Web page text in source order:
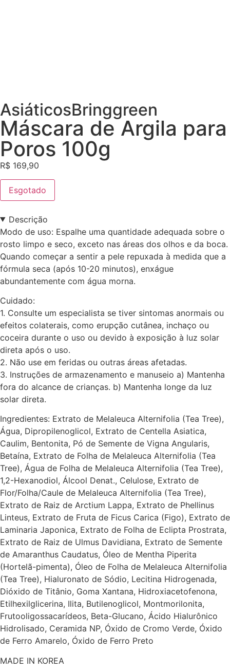
AsiáticosBringgreen
Máscara de Argila para
Poros 100g
R$ 169,90
Esgotado
Descrição
Modo de uso: Espalhe uma quantidade adequada sobre o
rosto limpo e seco, exceto nas áreas dos olhos e da boca.
Quando começar a sentir a pele repuxada à medida que a
fórmula seca (após 10-20 minutos), enxágue
abundantemente com água morna.
Cuidado:
1. Consulte um especialista se tiver sintomas anormais ou
efeitos colaterais, como erupção cutânea, inchaço ou
coceira durante o uso ou devido à exposição à luz solar
direta após o uso.
2. Não use em feridas ou outras áreas afetadas.
3. Instruções de armazenamento e manuseio a) Mantenha
fora do alcance de crianças. b) Mantenha longe da luz
solar direta.
Ingredientes: Extrato de Melaleuca Alternifolia (Tea Tree),
Água, Dipropilenoglicol, Extrato de Centella Asiatica,
Caulim, Bentonita, Pó de Semente de Vigna Angularis,
Betaína, Extrato de Folha de Melaleuca Alternifolia (Tea
Tree), Água de Folha de Melaleuca Alternifolia (Tea Tree),
1,2-Hexanodiol, Álcool Denat., Celulose, Extrato de
Flor/Folha/Caule de Melaleuca Alternifolia (Tea Tree),
Extrato de Raiz de Arctium Lappa, Extrato de Phellinus
Linteus, Extrato de Fruta de Ficus Carica (Figo), Extrato de
Laminaria Japonica, Extrato de Folha de Eclipta Prostrata,
Extrato de Raiz de Ulmus Davidiana, Extrato de Semente
de Amaranthus Caudatus, Óleo de Mentha Piperita
(Hortelã-pimenta), Óleo de Folha de Melaleuca Alternifolia
(Tea Tree), Hialuronato de Sódio, Lecitina Hidrogenada,
Dióxido de Titânio, Goma Xantana, Hidroxiacetofenona,
Etilhexilglicerina, Ilita, Butilenoglicol, Montmorilonita,
Frutooligossacarídeos, Beta-Glucano, Ácido Hialurônico
Hidrolisado, Ceramida NP, Óxido de Cromo Verde, Óxido
de Ferro Amarelo, Óxido de Ferro Preto
MADE IN KOREA